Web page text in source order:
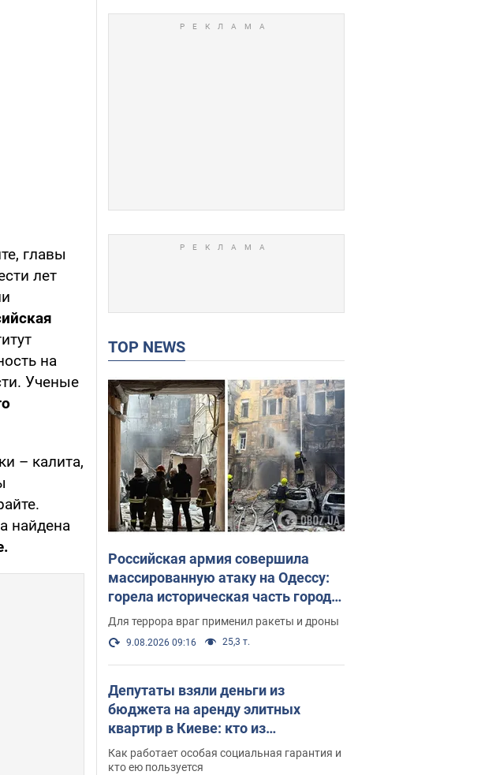
главы
лет
на
Ученые
– калита,
найдена
TOP NEWS
Российская армия совершила
массированную атаку на Одессу:
горела историческая часть города,
есть пострадавшие. Фото и видео
Для террора враг применил ракеты и дроны
9.08.2026 09:16 25,3 т.
Депутаты взяли деньги из
бюджета на аренду элитных
квартир в Киеве: кто из
парламентариев просил средства
и где поселился
Как работает особая социальная гарантия и
кто ею пользуется